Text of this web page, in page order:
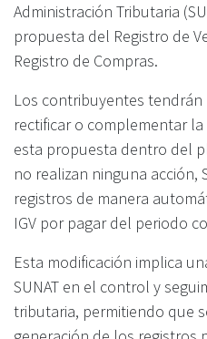
Administración Tributaria
propuesta del Registro de
Registro de Compras.
Los contribuyentes
rectificar o complementar
esta propuesta dentro del
no realizan ninguna acción,
registros de manera
IGV por pagar del periodo
Esta modificación implica
SUNAT en el control y
tributaria, permitiendo que